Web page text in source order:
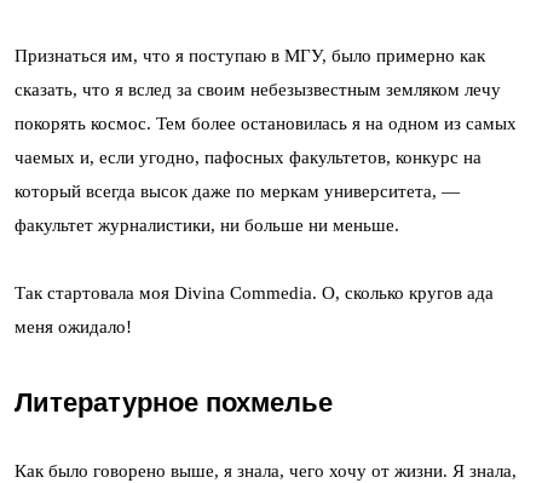
Признаться им, что я поступаю в МГУ, было примерно как
сказать, что я вслед за своим небезызвестным земляком лечу
покорять космос. Тем более остановилась я на одном из самых
чаемых и, если угодно, пафосных факультетов, конкурс на
который всегда высок даже по меркам университета, —
факультет журналистики, ни больше ни меньше.
Так стартовала моя Divina Commedia. О, сколько кругов ада
меня ожидало!
Литературное похмелье
Как было говорено выше, я знала, чего хочу от жизни. Я знала,